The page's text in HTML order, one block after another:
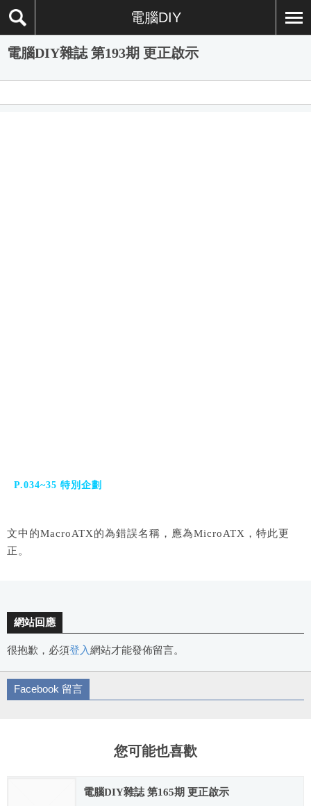
電腦DIY
電腦DIY雜誌 第193期 更正啟示
P.034~35 特別企劃
文中的MacroATX的為錯誤名稱 ，應為MicroATX ，特此更
正。
網站回應
很抱歉，必須登入網站才能發佈留言。
Facebook 留言
您可能也喜歡
電腦DIY雜誌 第165期 更正啟示